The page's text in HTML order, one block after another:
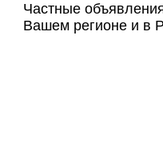
Частные
Вашем регионе и в